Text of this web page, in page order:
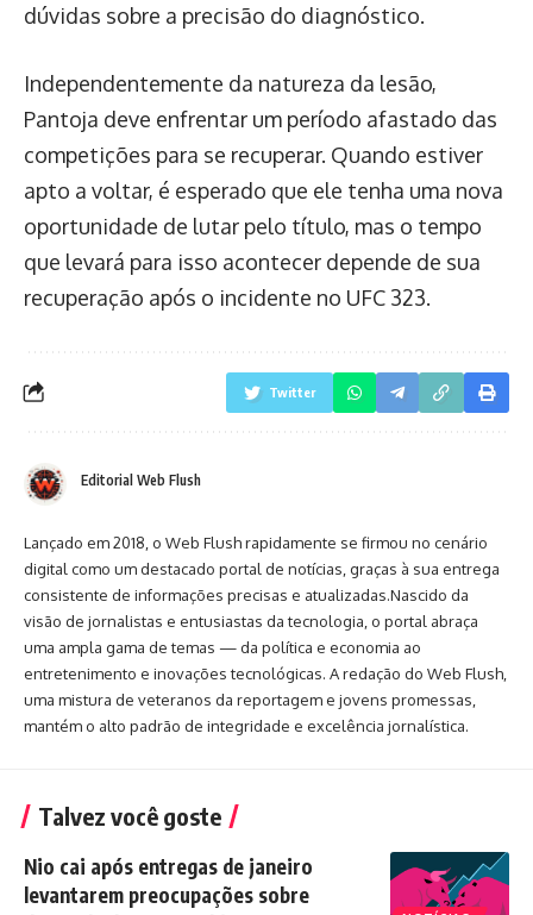
dúvidas sobre a precisão do diagnóstico.
Independentemente da natureza da lesão,
Pantoja deve enfrentar um período afastado das
competições para se recuperar. Quando estiver
apto a voltar, é esperado que ele tenha uma nova
oportunidade de lutar pelo título, mas o tempo
que levará para isso acontecer depende de sua
recuperação após o incidente no UFC 323.
Twitter
Editorial Web Flush
Lançado em 2018, o Web Flush rapidamente se firmou no cenário
digital como um destacado portal de notícias, graças à sua entrega
consistente de informações precisas e atualizadas.Nascido da
visão de jornalistas e entusiastas da tecnologia, o portal abraça
uma ampla gama de temas — da política e economia ao
entretenimento e inovações tecnológicas. A redação do Web Flush,
uma mistura de veteranos da reportagem e jovens promessas,
mantém o alto padrão de integridade e excelência jornalística.
Talvez você goste
Nio cai após entregas de janeiro
levantarem preocupações sobre